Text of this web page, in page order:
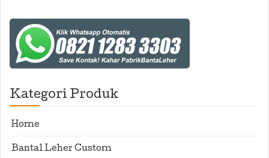
Kategori Produk
Home
Bantal Leher Custom